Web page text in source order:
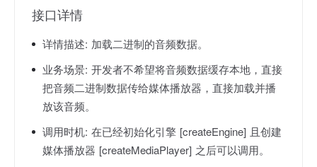
接口详情
详情描述: 加载二进制的音频数据。
业务场景: 开发者不希望将音频数据缓存本地，直接
把音频二进制数据传给媒体播放器，直接加载并播
放该音频。
调用时机: 在已经初始化引擎 [createEngine] 且创建
媒体播放器 [createMediaPlayer] 之后可以调用。